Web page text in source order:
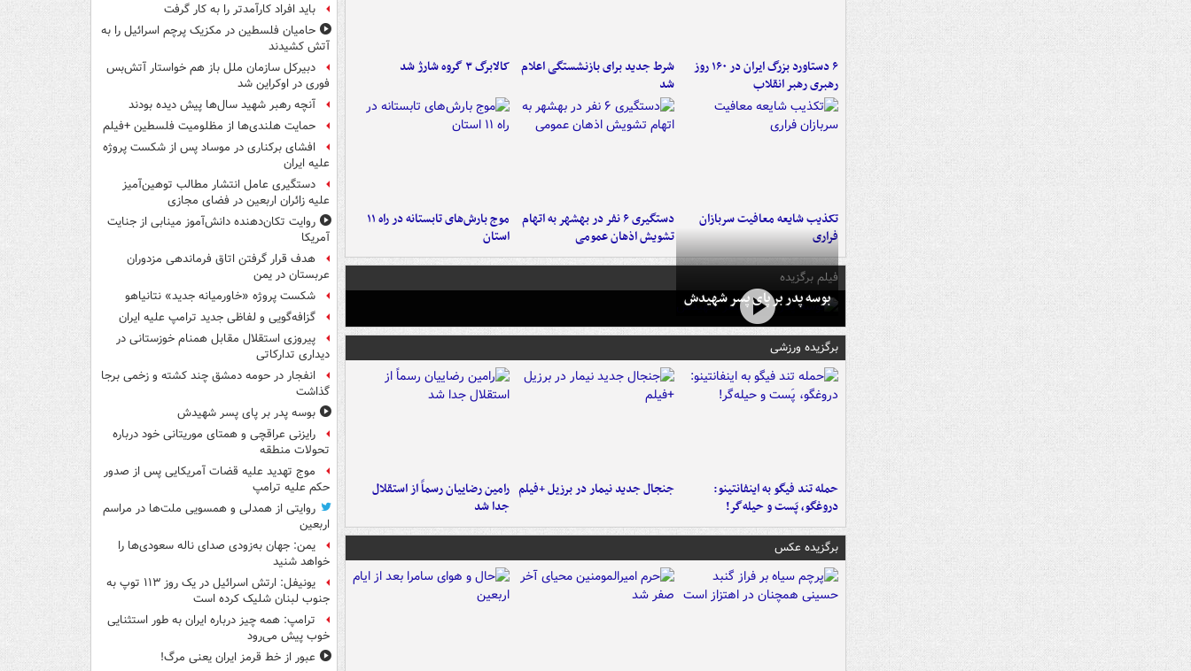
۶ دستاورد بزرگ ایران در ۱۶۰ روز
رهبری رهبر انقلاب
شرط جدید برای بازنشستگی اعلام
شد
کالابرگ ۳ گروه شارژ شد
تکذیب شایعه معافیت سربازان
فراری
دستگیری ۶ نفر در بهشهر به اتهام
تشویش اذهان عمومی
موج بارش‌های تابستانه در راه ۱۱
استان
فیلم برگزیده
بوسه‌ پدر بر پای پسر شهیدش
برگزیده ورزشی
حمله تند فیگو به اینفانتینو:
دروغگو، پَست‌ و حیله‌گر!
جنجال جدید نیمار در برزیل +فیلم رامین رضاییان رسماً از استقلال
جدا شد
برگزیده عکس
باید افراد کارآمدتر را به کار گرفت
حامیان فلسطین در مکزیک پرچم اسرائیل را به
آتش کشیدند
دبیرکل سازمان ملل باز هم خواستار آتش‌بس
فوری در اوکراین شد
آنچه رهبر شهید سال‌ها پیش دیده بودند
حمایت هلندی‌ها از مظلومیت فلسطین +فیلم
افشای برکناری در موساد پس از شکست پروژه
علیه ایران
دستگیری عامل انتشار مطالب توهین‌آمیز
علیه زائران اربعین در فضای مجازی
روایت تکان‌دهنده دانش‌آموز مینابی از جنایت
آمریکا
هدف قرار گرفتن اتاق‌ فرماندهی مزدوران
عربستان در یمن
شکست پروژه «خاورمیانه جدید» نتانیاهو
گزافه‌گویی و لفاظی جدید ترامپ علیه ایران
پیروزی استقلال مقابل همنام خوزستانی در
دیداری تدارکاتی
انفجار در حومه دمشق چند کشته و زخمی برجا
گذاشت
بوسه‌ پدر بر پای پسر شهیدش
رایزنی عراقچی و همتای موریتانی خود درباره
تحولات منطقه
موج تهدید علیه قضات آمریکایی پس از صدور
حکم علیه ترامپ
روایتی از همدلی و همسویی ملت‌ها در مراسم
اربعین
یمن: جهان به‌زودی صدای ناله سعودی‌ها را
خواهد شنید
یونیفل: ارتش اسرائیل در یک روز ۱۱۳ توپ به
جنوب لبنان شلیک کرده است
ترامپ: همه چیز درباره ایران به طور استثنایی
خوب پیش می‌رود
عبور از خط قرمز ایران یعنی مرگ!